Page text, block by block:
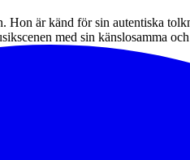
är känd för sin autentiska
med sin känslosamma